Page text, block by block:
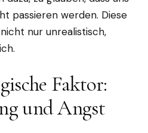
passieren werden. Diese
nur unrealistisch,
Faktor:
und Angst